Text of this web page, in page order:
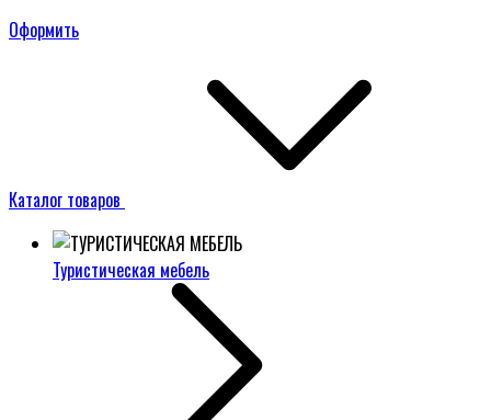
Оформить
Каталог товаров
Туристическая мебель